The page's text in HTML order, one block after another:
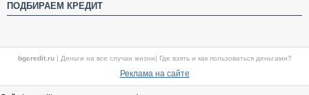
ПОДБИРАЕМ КРЕДИТ
bgcredit.ru | Деньги на все случаи жизни| Где взять и как пользоваться деньгами?
Реклама на сайте